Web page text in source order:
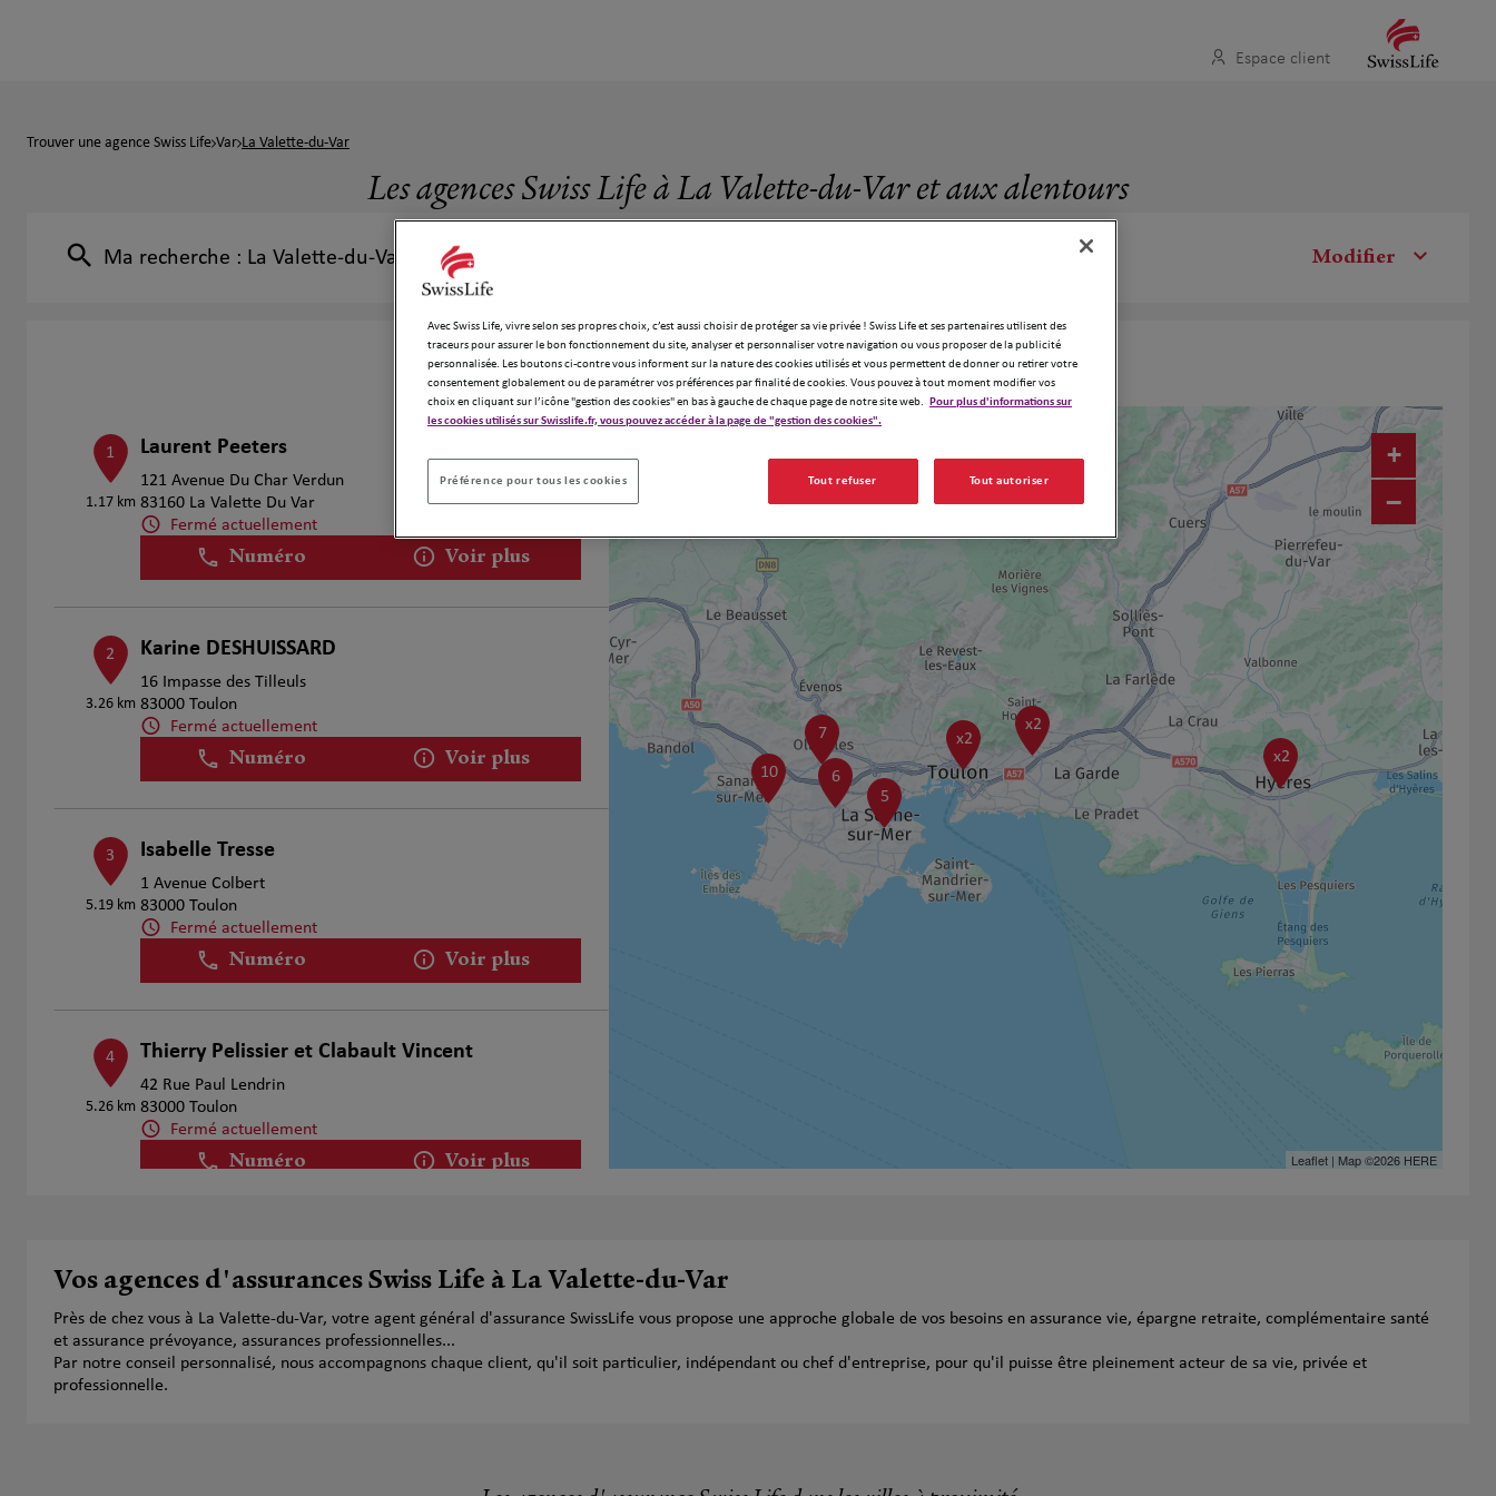
Espace client
Trouver une agence Swiss Life Var La Valette-du-Var
Les agences Swiss Life à La Valette-du-Var et aux alentours
Ma recherche : La Valette-du-Var Modifier
10 agences Swiss Life à La Valette-du-Var
1
1.17 km
Laurent Peeters
121 Avenue Du Char Verdun
83160 La Valette Du Var
Fermé actuellement
Numéro Voir plus
2
3.26 km
Karine DESHUISSARD
16 Impasse des Tilleuls
83000 Toulon
Fermé actuellement
Numéro Voir plus
3
5.19 km
Isabelle Tresse
1 Avenue Colbert
83000 Toulon
Fermé actuellement
Numéro Voir plus
4
5.26 km
Thierry Pelissier et Clabault Vincent
42 Rue Paul Lendrin
83000 Toulon
Fermé actuellement
Numéro Voir plus
10.16 km
5 Boulevard Jean Jaurès
83500 la Seyne sur Mer
Fermé actuellement
Numéro Voir plus
x2
10
7
6
5
x2
x2
+
−
Leaflet| Map ©2026 HERE
Vos agences d'assurances Swiss Life à La Valette-du-Var
Près de chez vous à La Valette-du-Var, votre agent général d'assurance SwissLife vous propose une approche globale de vos besoins en assurance vie, épargne retraite, complémentaire santé
et assurance prévoyance, assurances professionnelles...
Par notre conseil personnalisé, nous accompagnons chaque client, qu'il soit particulier, indépendant ou chef d'entreprise, pour qu'il puisse être pleinement acteur de sa vie, privée et
professionnelle.
Avec Swiss Life, vivre selon ses propres choix, c’est aussi choisir de protéger sa vie privée ! Swiss Life et ses partenaires utilisent des
traceurs pour assurer le bon fonctionnement du site, analyser et personnaliser votre navigation ou vous proposer de la publicité
personnalisée. Les boutons ci-contre vous informent sur la nature des cookies utilisés et vous permettent de donner ou retirer votre
consentement globalement ou de paramétrer vos préférences par finalité de cookies. Vous pouvez à tout moment modifier vos
choix en cliquant sur l’icône "gestion des cookies" en bas à gauche de chaque page de notre site web.
Pour plus d'informations sur
les cookies utilisés sur Swisslife.fr, vous pouvez accéder à la page de "gestion des cookies".
Préférence pour tous les cookies Tout refuser Tout autoriser